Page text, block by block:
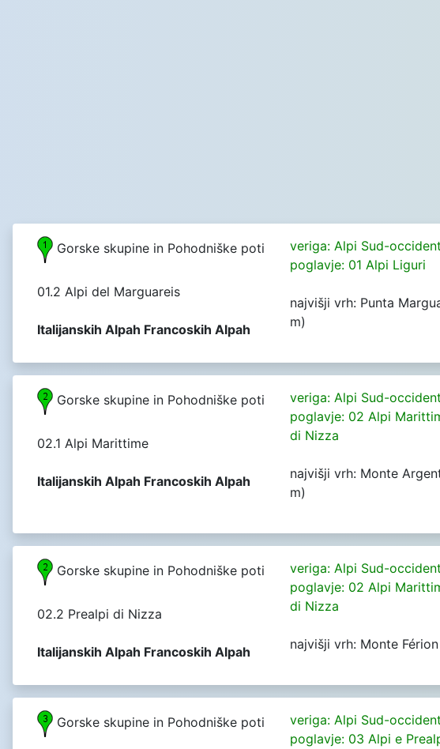
Gorske skupine in Pohodniške poti
01.2 Alpi del Marguareis
Italijanskih Alpah Francoskih Alpah
veriga: Alpi Sud-
poglavje: 01 Alpi Liguri
najvišji vrh: Punta
m)
Gorske skupine in Pohodniške poti
02.1 Alpi Marittime
Italijanskih Alpah Francoskih Alpah
veriga: Alpi Sud-
poglavje: 02 Alpi
di Nizza
najvišji vrh: Monte
m)
Gorske skupine in Pohodniške poti
02.2 Prealpi di Nizza
Italijanskih Alpah Francoskih Alpah
veriga: Alpi Sud-
poglavje: 02 Alpi
di Nizza
najvišji vrh: Monte Férion
Gorske skupine in Pohodniške poti
veriga: Alpi Sud-
poglavje: 03 Alpi e